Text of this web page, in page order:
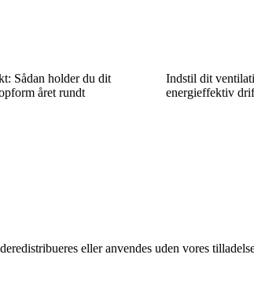
Sådan holder du dit
året rundt
Indstil dit
energieffektiv
eller anvendes uden vores